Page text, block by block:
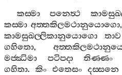
කස‍්මා
පනෙත්‍ථ
කස‍්මා අත‍්තකිලමථානුයොගො,
කාමසුඛල‍්ලිකානුයොගො
තාව
ගහිතො,
මජ‍්ඣිමා
පටිපදා තිණ‍්ණං
ගහිතා. කිං එතෙසං දස‍්සනෙ